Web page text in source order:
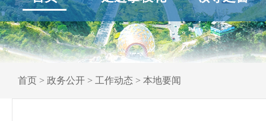
首页 > 政务公开 > 工作动态 > 本地要闻